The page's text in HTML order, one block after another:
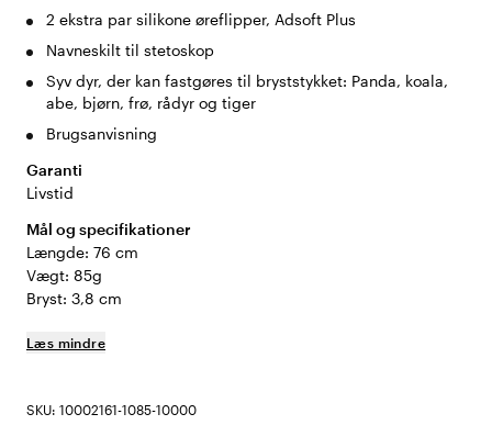
2 ekstra par silikone øreflipper, Adsoft Plus
Navneskilt til stetoskop
Syv dyr, der kan fastgøres til bryststykket: Panda, koala,
abe, bjørn, frø, rådyr og tiger
Brugsanvisning
Garanti
Livstid
Mål og specifikationer
Længde: 76 cm
Vægt: 85g
Bryst: 3,8 cm
Læs mindre
SKU: 10002161-1085-10000